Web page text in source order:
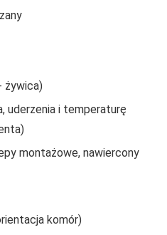
żywica)
uderzenia i temperaturę
montażowe, nawiercony
komór)